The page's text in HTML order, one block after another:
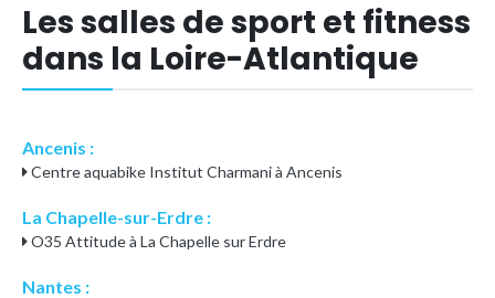
Les salles de sport et fitness
dans la Loire-Atlantique
Ancenis :
Centre aquabike Institut Charmani à Ancenis
La Chapelle-sur-Erdre :
O35 Attitude à La Chapelle sur Erdre
Nantes :